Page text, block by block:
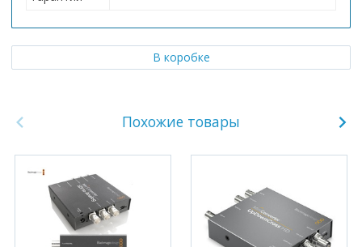
В коробке
Похожие товары